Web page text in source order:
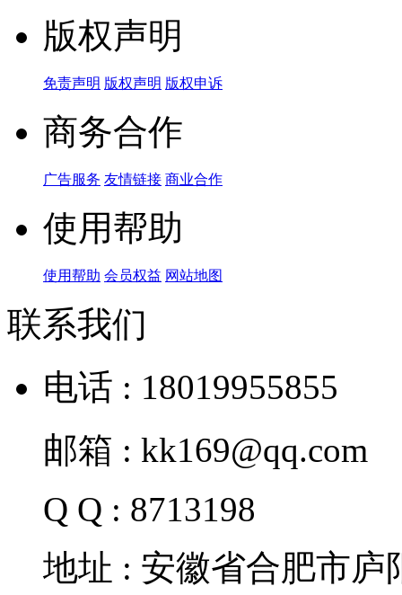
版权声明
免责声明 版权声明 版权申诉
商务合作
广告服务 友情链接 商业合作
使用帮助
使用帮助 会员权益 网站地图
联系我们
电话 : 18019955855
邮箱 : kk169@qq.com
Q Q : 8713198
地址 : 安徽省合肥市